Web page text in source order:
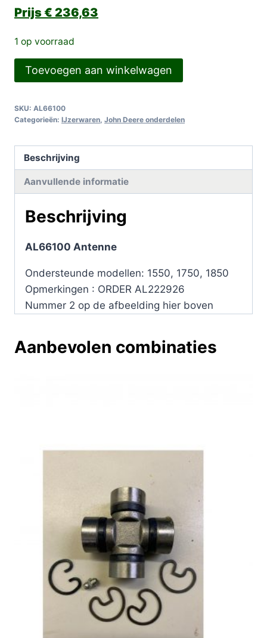
€ 236,63
1 op voorraad
AL66100
Antenne
Toevoegen aan winkelwagen
SKU: AL66100
Categorieën: IJzerwaren John Deere onderdelen
Beschrijving
Aanvullende informatie
Beschrijving
AL66100 Antenne
Ondersteunde modellen: 1550, 1750, 1850
Opmerkingen : ORDER AL222926
Nummer 2 op de afbeelding hier boven
Aanbevolen combinaties